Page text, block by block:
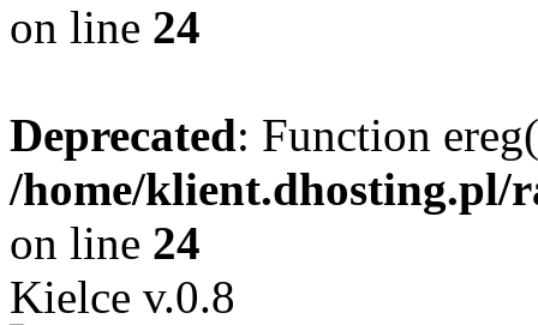
on line 24
Deprecated: Function
/home/klient.dhosting.pl/
on line 24
Kielce v.0.8